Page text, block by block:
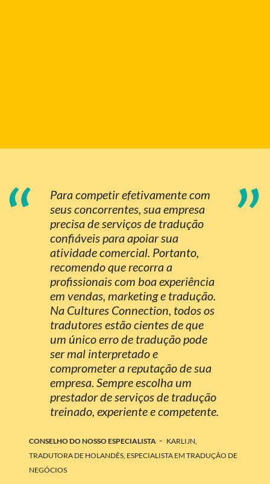
“
Para competir efetivamente com
seus concorrentes, sua empresa
precisa de serviços de tradução
confiáveis para apoiar sua
atividade comercial. Portanto,
recomendo que recorra a
profissionais com boa experiência
em vendas, marketing e tradução.
Na Cultures Connection, todos os
tradutores estão cientes de que
um único erro de tradução pode
ser mal interpretado e
comprometer a reputação de sua
empresa. Sempre escolha um
prestador de serviços de tradução
treinado, experiente e competente.
”
CONSELHO DO NOSSO ESPECIALISTA - KARLIJN,
TRADUTORA DE HOLANDÊS, ESPECIALISTA EM TRADUÇÃO DE
NEGÓCIOS